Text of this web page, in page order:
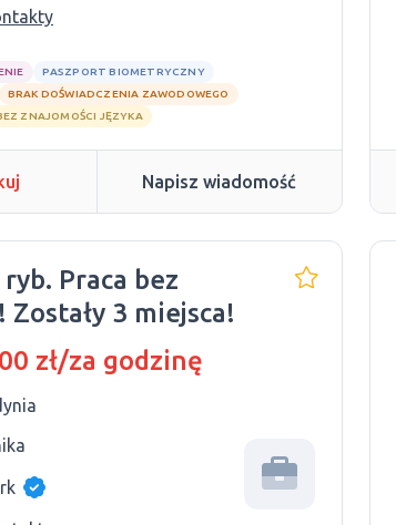
PASZPORT BIOMETRYCZNY
BRAK DOŚWIADCZENIA ZAWODOWEGO
ZNAJOMOŚCI JĘZYKA
Napisz wiadomość
Praca bez
Zostały 3 miejsca!
zł/za godzinę